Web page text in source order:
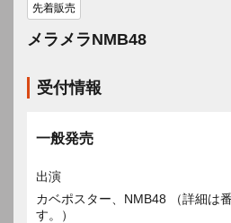
先着販売
メラメラNMB48
受付情報
一般発売
出演
カベポスター、NMB48 （詳細は
す。）